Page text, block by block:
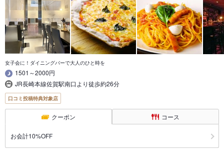
女子会に！ダイニングバーで大人のひと時を
1501～2000円
JR長崎本線佐賀駅南口より徒歩約26分
口コミ投稿特典対象店
クーポン コース
お会計10%OFF